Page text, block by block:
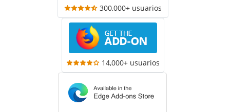
300,000+ usuarios
14,000+ usuarios